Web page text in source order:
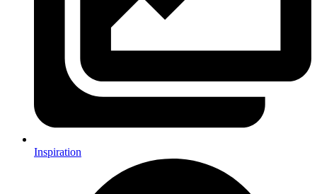
Inspiration